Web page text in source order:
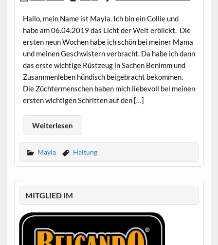
Hallo, mein Name ist Mayla. Ich bin ein Collie und
habe am 06.04.2019 das Licht der Welt erblickt. Die
ersten neun Wochen habe ich schön bei meiner Mama
und meinen Geschwistern verbracht. Da habe ich dann
das erste wichtige Rüstzeug in Sachen Benimm und
Zusammenleben hündisch beigebracht bekommen.
Die Züchtermenschen haben mich liebevoll bei meinen
ersten wichtigen Schritten auf den […]
Weiterlesen
Mayla Haltung
MITGLIED IM